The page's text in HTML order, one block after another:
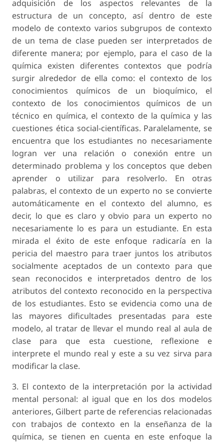
adquisición de los aspectos relevantes de la
estructura de un concepto, así dentro de este
modelo de contexto varios subgrupos de contexto
de un tema de clase pueden ser interpretados de
diferente manera; por ejemplo, para el caso de la
química existen diferentes contextos que podría
surgir alrededor de ella como: el contexto de los
conocimientos químicos de un bioquímico, el
contexto de los conocimientos químicos de un
técnico en química, el contexto de la química y las
cuestiones ética social-científicas. Paralelamente, se
encuentra que los estudiantes no necesariamente
logran ver una relación o conexión entre un
determinado problema y los conceptos que deben
aprender o utilizar para resolverlo. En otras
palabras, el contexto de un experto no se convierte
automáticamente en el contexto del alumno, es
decir, lo que es claro y obvio para un experto no
necesariamente lo es para un estudiante. En esta
mirada el éxito de este enfoque radicaría en la
pericia del maestro para traer juntos los atributos
socialmente aceptados de un contexto para que
sean reconocidos e interpretados dentro de los
atributos del contexto reconocido en la perspectiva
de los estudiantes. Esto se evidencia como una de
las mayores dificultades presentadas para este
modelo, al tratar de llevar el mundo real al aula de
clase para que esta cuestione, reflexione e
interprete el mundo real y este a su vez sirva para
modificar la clase.
3. El contexto de la interpretación por la actividad
mental personal: al igual que en los dos modelos
anteriores, Gilbert parte de referencias relacionadas
con trabajos de contexto en la enseñanza de la
química, se tienen en cuenta en este enfoque la